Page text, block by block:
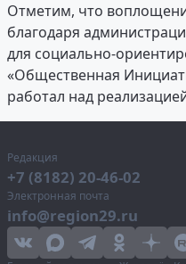
Отметим, что
благодаря
для социально-
«Общественная
работал над
Редакция
+7 (8182) 20-46-02
Электронная почта
info@region29.ru